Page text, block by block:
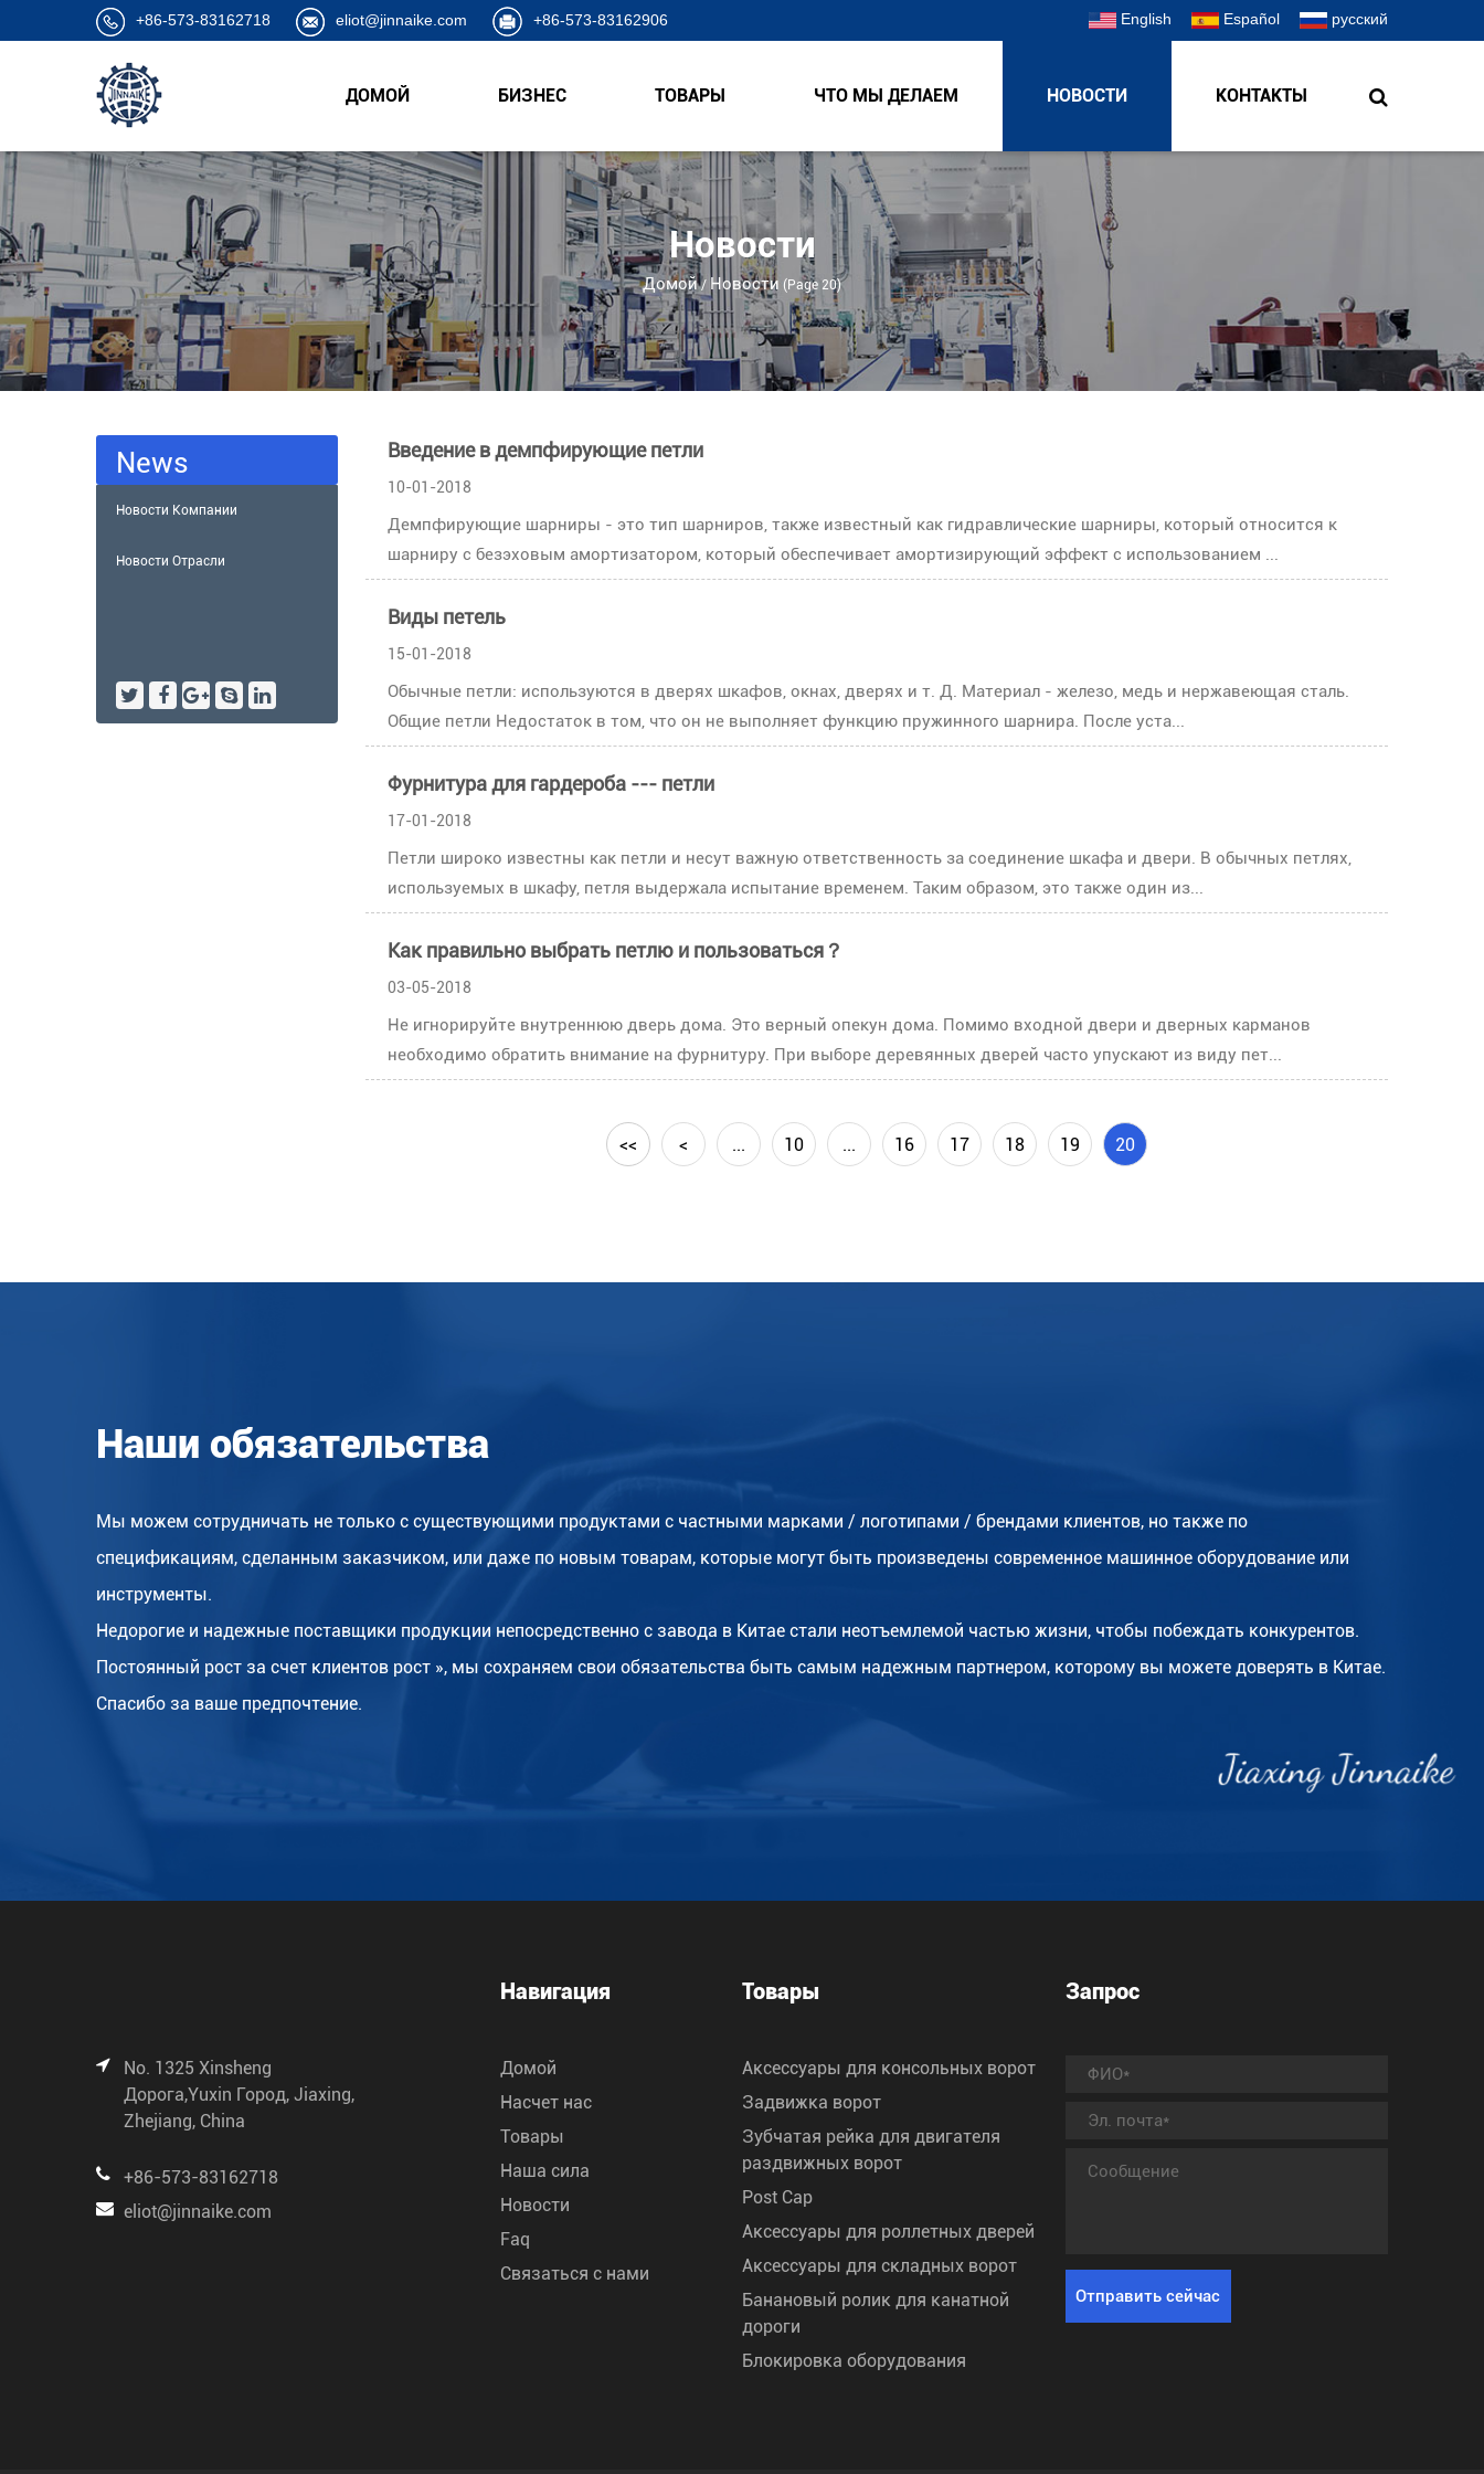
+86-573-83162718 eliot@jinnaike.com +86-573-83162906 English Español русский
ДОМОЙ БИЗНЕС ТОВАРЫ ЧТО МЫ ДЕЛАЕМ НОВОСТИ КОНТАКТЫ
Новости
Домой/ Новости (Page 20)
News
Новости Компании
Новости Отрасли
Введение в демпфирующие петли
10-01-2018
Демпфирующие шарниры - это тип шарниров, также известный как гидравлические шарниры, который относится к
шарниру с безэховым амортизатором, который обеспечивает амортизирующий эффект с использованием ...
Виды петель
15-01-2018
Обычные петли: используются в дверях шкафов, окнах, дверях и т. Д. Материал - железо, медь и нержавеющая сталь.
Общие петли Недостаток в том, что он не выполняет функцию пружинного шарнира. После уста...
Фурнитура для гардероба --- петли
17-01-2018
Петли широко известны как петли и несут важную ответственность за соединение шкафа и двери. В обычных петлях,
используемых в шкафу, петля выдержала испытание временем. Таким образом, это также один из...
Как правильно выбрать петлю и пользоваться？
03-05-2018
Не игнорируйте внутреннюю дверь дома. Это верный опекун дома. Помимо входной двери и дверных карманов
необходимо обратить внимание на фурнитуру. При выборе деревянных дверей часто упускают из виду пет...
<< < ... 10 ... 16 17 18 19 20
Наши обязательства
Мы можем сотрудничать не только с существующими продуктами с частными марками / логотипами / брендами клиентов, но также по
спецификациям, сделанным заказчиком, или даже по новым товарам, которые могут быть произведены современное машинное оборудование или
инструменты.
Недорогие и надежные поставщики продукции непосредственно с завода в Китае стали неотъемлемой частью жизни, чтобы побеждать конкурентов.
Постоянный рост за счет клиентов рост », мы сохраняем свои обязательства быть самым надежным партнером, которому вы можете доверять в Китае.
Спасибо за ваше предпочтение.
No. 1325 Xinsheng
Дорога,Yuxin Город, Jiaxing,
Zhejiang, China
+86-573-83162718
eliot@jinnaike.com
Навигация
Домой
Насчет нас
Товары
Наша сила
Новости
Faq
Связаться с нами
Товары
Аксессуары для консольных ворот
Задвижка ворот
Зубчатая рейка для двигателя
раздвижных ворот
Post Cap
Аксессуары для роллетных дверей
Аксессуары для складных ворот
Банановый ролик для канатной
дороги
Блокировка оборудования
Запрос